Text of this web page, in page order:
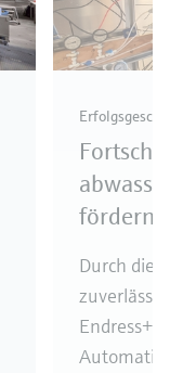
fördern
Durch die